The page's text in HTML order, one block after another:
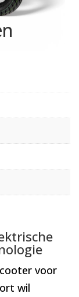
voor
wil